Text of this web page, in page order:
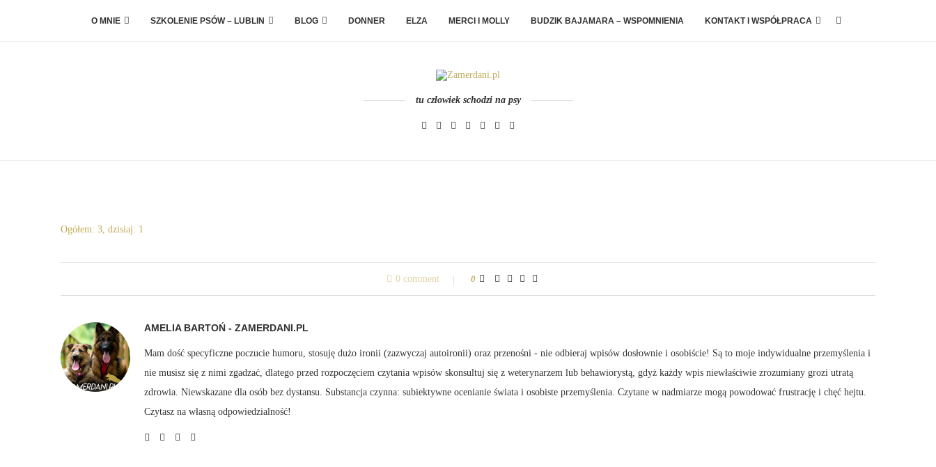
O MNIE SZKOLENIE PSÓW – LUBLIN BLOG DONNER ELZA MERCI I MOLLY BUDZIK BAJAMARA – WSPOMNIENIA KONTAKT I WSPÓŁPRACA
tu człowiek schodzi na psy
Ogółem: 3, dzisiaj: 1
0 comment 0
AMELIA BARTOŃ - ZAMERDANI.PL
Mam dość specyficzne poczucie humoru, stosuję dużo ironii (zazwyczaj autoironii) oraz przenośni - nie odbieraj wpisów dosłownie i osobiście! Są to moje indywidualne przemyślenia i
nie musisz się z nimi zgadzać, dlatego przed rozpoczęciem czytania wpisów skonsultuj się z weterynarzem lub behawiorystą, gdyż każdy wpis niewłaściwie zrozumiany grozi utratą
zdrowia. Niewskazane dla osób bez dystansu. Substancja czynna: subiektywne ocenianie świata i osobiste przemyślenia. Czytane w nadmiarze mogą powodować frustrację i chęć hejtu.
Czytasz na własną odpowiedzialność!